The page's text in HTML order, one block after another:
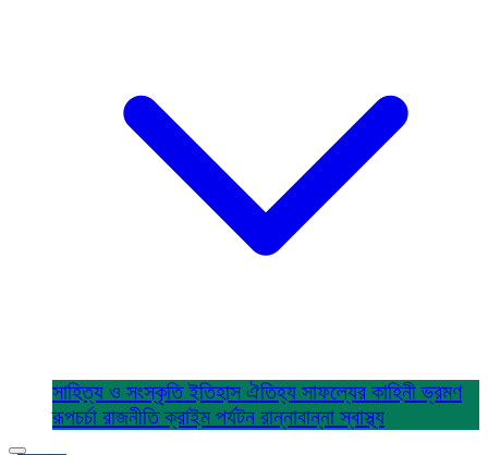
সাহিত্য ও সংস্কৃতিইতিহাস ঐতিহ্য সাফল্যের কাহিনীভ্রমণ
রূপচর্চা রাজনীতিক্রাইম পর্যটন রান্নাবান্নাস্বাস্থ্য